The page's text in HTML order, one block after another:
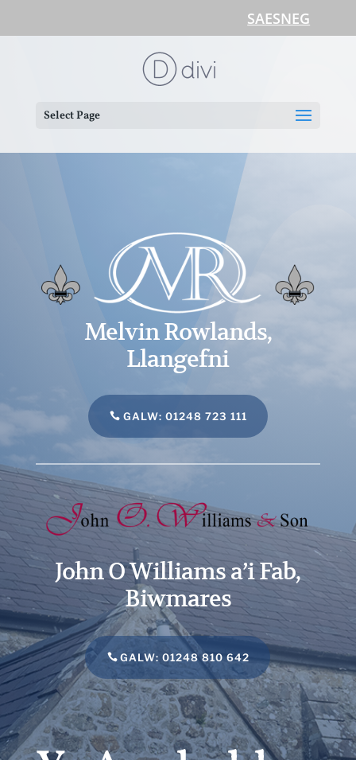
SAESNEG
Select Page
Melvin Rowlands,
Llangefni
GALW: 01248 723 111
John O Williams a’i Fab,
Biwmares
GALW: 01248 810 642